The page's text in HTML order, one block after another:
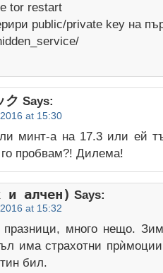
tor restart
public/private key на
ク Says:
at 15:30
минт-а на 17.3 или ей
пробвам?! Дилема!
и алчен) Says:
at 15:32
много нещо.
има страхотни
бил.